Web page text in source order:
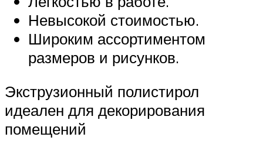
Невысокой стоимостью.
Широким ассортиментом
размеров и рисунков.
Экструзионный полистирол
идеален для декорирования
помещений